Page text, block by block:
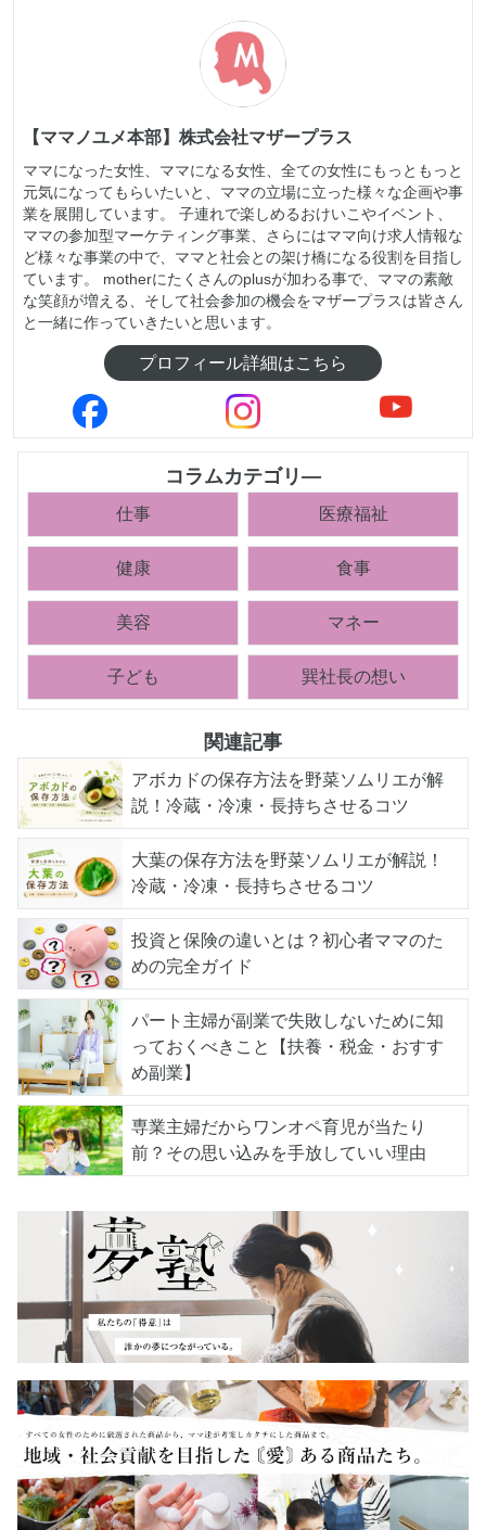
【ママノユメ本部】株式会社マザープラス
ママになった女性、ママになる女性、全ての女性にもっともっと
元気になってもらいたいと、ママの立場に立った様々な企画や事
業を展開しています。 子連れで楽しめるおけいこやイベント、
ママの参加型マーケティング事業、さらにはママ向け求人情報な
ど様々な事業の中で、ママと社会との架け橋になる役割を目指し
ています。 motherにたくさんのplusが加わる事で、ママの素敵
な笑顔が増える、そして社会参加の機会をマザープラスは皆さん
と一緒に作っていきたいと思います。
プロフィール詳細はこちら
コラムカテゴリ―
仕事 医療福祉
健康 食事
美容 マネー
子ども 巽社長の想い
関連記事
アボカドの保存方法を野菜ソムリエが解
説！冷蔵・冷凍・長持ちさせるコツ
大葉の保存方法を野菜ソムリエが解説！
冷蔵・冷凍・長持ちさせるコツ
投資と保険の違いとは？初心者ママのた
めの完全ガイド
パート主婦が副業で失敗しないために知
っておくべきこと【扶養・税金・おすす
め副業】
専業主婦だからワンオペ育児が当たり
前？その思い込みを手放していい理由